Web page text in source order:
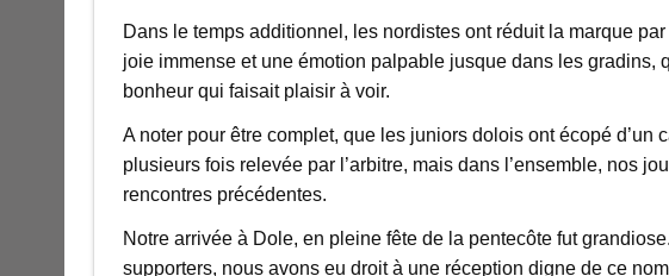
Dans le temps additionnel, les nordistes ont réduit la marque
joie immense et une émotion palpable jusque dans les gradins,
bonheur qui faisait plaisir à voir.
A noter pour être complet, que les juniors dolois ont écopé d’un
plusieurs fois relevée par l’arbitre, mais dans l’ensemble, nos
rencontres précédentes.
Notre arrivée à Dole, en pleine fête de la pentecôte fut
supporters, nous avons eu droit à une réception digne de ce